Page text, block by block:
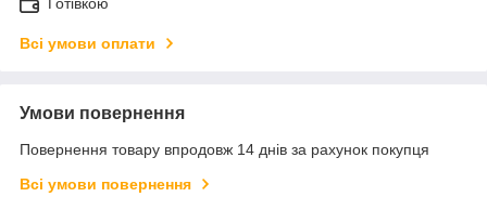
Готівкою
Всі умови оплати
Умови повернення
Повернення товару впродовж 14 днів за рахунок покупця
Всі умови повернення